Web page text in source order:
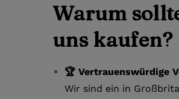
Warum
uns kaufen?
🏆 Vertrauenswürdige
Wir sind ein in